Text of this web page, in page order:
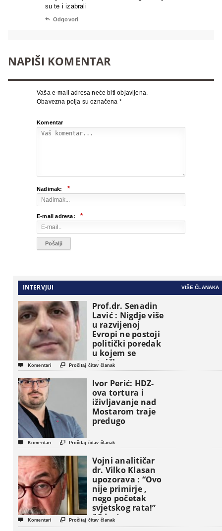
su te i izabrali
 Odgovori
NAPIŠI KOMENTAR
Vaša e-mail adresa neće biti objavljena.
Obavezna polja su označena *
Komentar
Nadimak: *
E-mail adresa: *
INTERVJUI VIŠE ČLANAKA
Prof.dr. Senadin
Lavić : Nigdje više
u razvijenoj
Evropi ne postoji
politički poredak
u kojem se
etničke grupe
pojavljuju kao
osnovne
političke jedinice
 Komentari  Pročitaj čitav članak
Ivor Perić: HDZ-
ova tortura i
iživljavanje nad
Mostarom traje
predugo
 Komentari  Pročitaj čitav članak
Vojni analitičar
dr. Vilko Klasan
upozorava : “Ovo
nije primirje ,
nego početak
svjetskog rata!”
(Video)
 Komentari  Pročitaj čitav članak